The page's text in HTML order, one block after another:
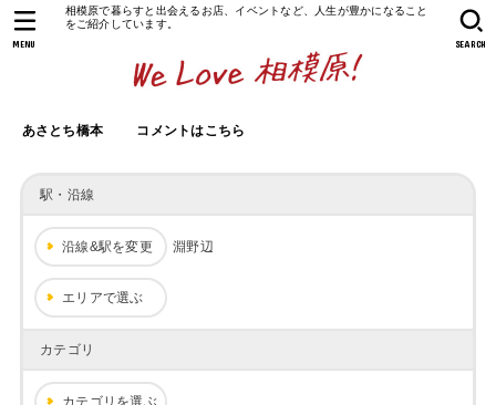
相模原で暮らすと出会えるお店、イベントなど、人生が豊かになること
をご紹介しています。
あさとち橋本 コメントはこちら
SEARCH
MENU
駅・沿線
沿線&駅を変更 淵野辺
エリアで選ぶ
カテゴリ